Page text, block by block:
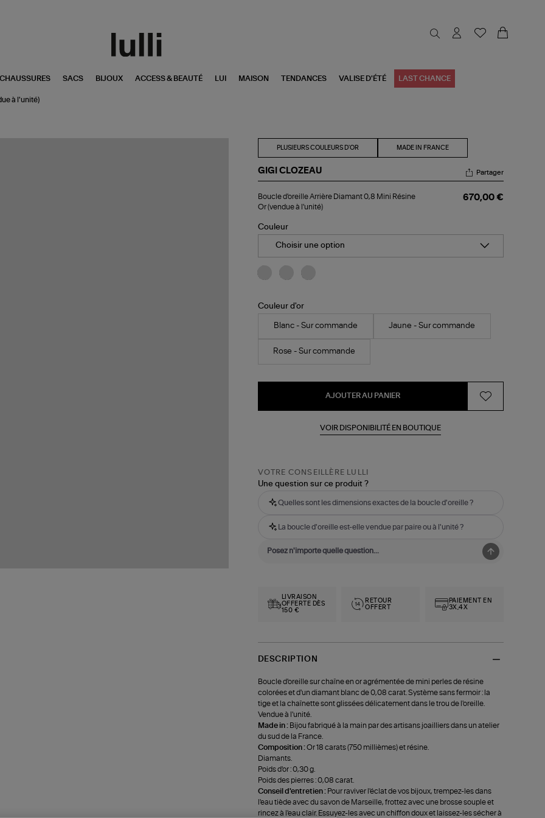
CHAUSSURES SACS BIJOUX ACCESS & BEAUTÉ LUI MAISON TENDANCES VALISE D'ÉTÉ LAST CHANCE
à l'unité)
PLUSIEURS COULEURS D'OR MADE IN FRANCE
GIGI CLOZEAU
d'oreille
Arrière
0,8
Mini
Résine
Or
à
Partager
Boucle d'oreille Arrière Diamant 0,8 Mini Résine
Or (vendue à l'unité)
670,00 €
Couleur
Choisir une option
Couleur d'or
Blanc - Sur commande Jaune - Sur commande
Rose - Sur commande
AJOUTER AU PANIER
VOIR DISPONIBILITÉ EN BOUTIQUE
VOTRE CONSEILLÈRE LULLI
Une question sur ce produit ?
Quelles sont les dimensions exactes de la boucle d'oreille ?
La boucle d'oreille est-elle vendue par paire ou à l'unité ?
LIVRAISON
OFFERTE DÈS
150 €
RETOUR
OFFERT
PAIEMENT EN
3X,4X
DESCRIPTION
Boucle d'oreille sur chaîne en or agrémentée de mini perles de résine
colorées et d'un diamant blanc de 0,08 carat. Système sans fermoir : la
tige et la chaînette sont glissées délicatement dans le trou de l'oreille.
Vendue à l'unité.
Made in : Bijou fabriqué à la main par des artisans joailliers dans un atelier
du sud de la France.
Composition :Or 18 carats (750 millièmes) et résine.
Diamants.
Poids d'or : 0,30 g.
Poids des pierres : 0,08 carat.
Conseil d'entretien : Pour raviver l'éclat de vos bijoux, trempez-les dans
l'eau tiède avec du savon de Marseille, frottez avec une brosse souple et
rincez à l'eau clair. Essuyez-les avec un chiffon doux et laissez-les sécher à